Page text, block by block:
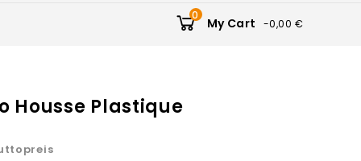
0
My Cart -0,00 €
Housse Plastique